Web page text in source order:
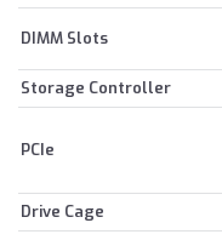
DIMM Slots
Storage Controller
PCIe
Drive Cage